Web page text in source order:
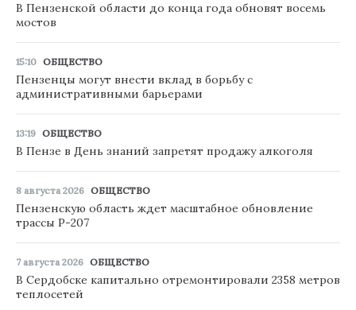
В Пензенской области до конца года обновят восемь
мостов
15:10 ОБЩЕСТВО
Пензенцы могут внести вклад в борьбу с
административными барьерами
13:19 ОБЩЕСТВО
В Пензе в День знаний запретят продажу алкоголя
8 августа 2026 ОБЩЕСТВО
Пензенскую область ждет масштабное обновление
трассы Р-207
7 августа 2026 ОБЩЕСТВО
В Сердобске капитально отремонтировали 2358 метров
теплосетей